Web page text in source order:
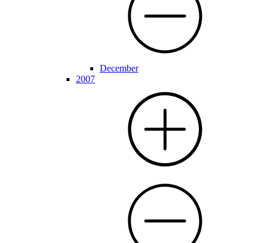
December
2007